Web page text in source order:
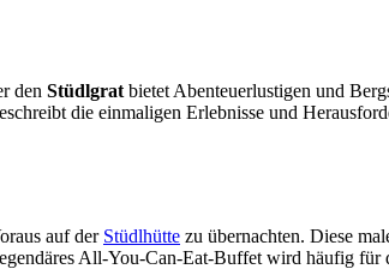
den Stüdlgrat bietet Abenteuerlustigen und
die einmaligen Erlebnisse und
auf der Stüdlhütte zu übernachten. Diese
All-You-Can-Eat-Buffet wird häufig für